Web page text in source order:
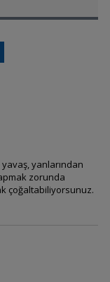
yanlarından
zorunda
çoğaltabiliyorsunuz.